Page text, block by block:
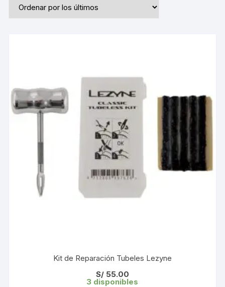
Kit de Reparación Tubeles Lezyne
S/55.00
3 disponibles